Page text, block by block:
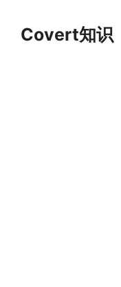
Covert知识